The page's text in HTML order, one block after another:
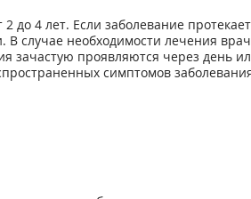
до 4 лет. Если заболевание
В случае необходимости лечения
зачастую проявляются через день
симптомов